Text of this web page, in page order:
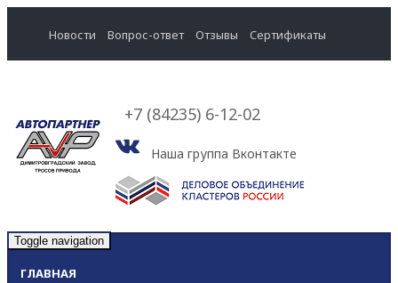
Новости Вопрос-ответ Отзывы Cертификаты
+7 (84235) 6-12-02
Наша группа Вконтакте
Toggle navigation
ГЛАВНАЯ